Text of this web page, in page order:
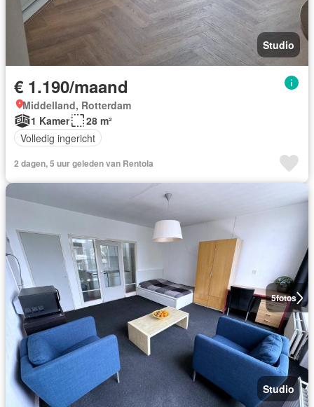
Studio
€ 1.190/maand
Middelland, Rotterdam
1 Kamer
28 m²
Volledig ingericht
2 dagen, 5 uur geleden van Rentola
5fotos
Studio